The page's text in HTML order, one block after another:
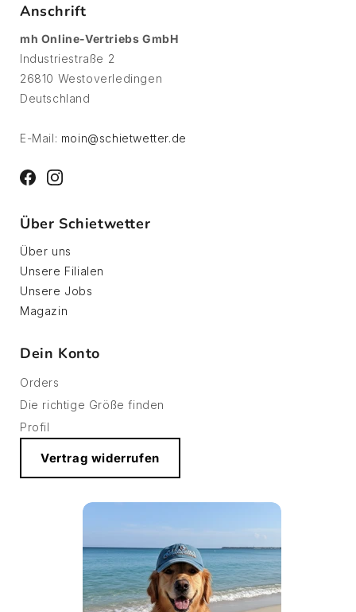
Anschrift
mh Online-Vertriebs GmbH
Industriestraße 2
26810 Westoverledingen
Deutschland
E-Mail: moin@schietwetter.de
FacebookInstagram
Über Schietwetter
Über uns
Unsere Filialen
Unsere Jobs
Magazin
Dein Konto
Orders
Die richtige Größe finden
Profil
Vertrag widerrufen